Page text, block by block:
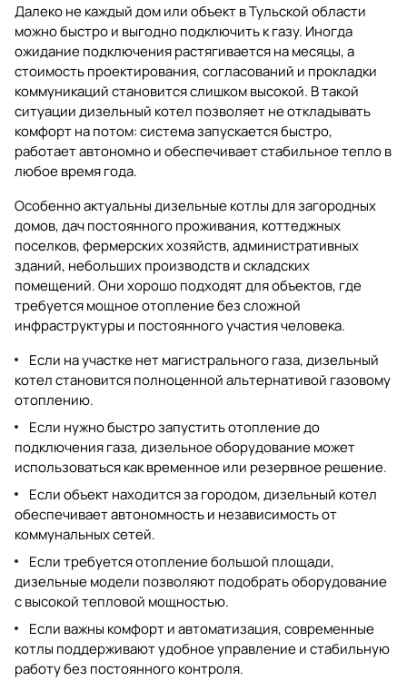
Далеко не каждый дом или объект в Тульской области
можно быстро и выгодно подключить к газу. Иногда
ожидание подключения растягивается на месяцы, а
стоимость проектирования, согласований и прокладки
коммуникаций становится слишком высокой. В такой
ситуации дизельный котел позволяет не откладывать
комфорт на потом: система запускается быстро,
работает автономно и обеспечивает стабильное тепло в
любое время года.
Особенно актуальны дизельные котлы для загородных
домов, дач постоянного проживания, коттеджных
поселков, фермерских хозяйств, административных
зданий, небольших производств и складских
помещений. Они хорошо подходят для объектов, где
требуется мощное отопление без сложной
инфраструктуры и постоянного участия человека.
Если на участке нет магистрального газа, дизельный
котел становится полноценной альтернативой газовому
отоплению.
Если нужно быстро запустить отопление до
подключения газа, дизельное оборудование может
использоваться как временное или резервное решение.
Если объект находится за городом, дизельный котел
обеспечивает автономность и независимость от
коммунальных сетей.
Если требуется отопление большой площади,
дизельные модели позволяют подобрать оборудование
с высокой тепловой мощностью.
Если важны комфорт и автоматизация, современные
котлы поддерживают удобное управление и стабильную
работу без постоянного контроля.